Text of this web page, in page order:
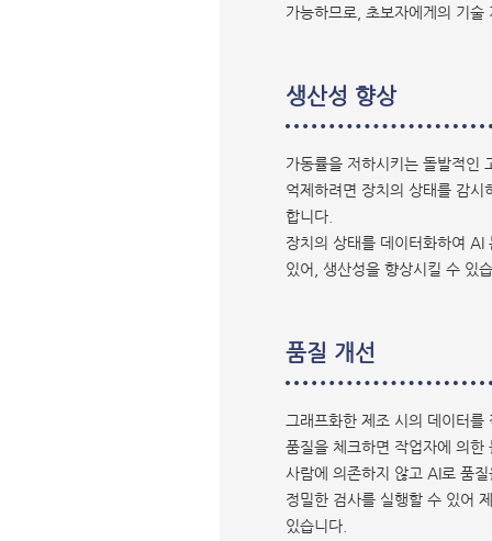
가능하므로, 초보자에게의 기
생산성 향상
가동률을 저하시키는 돌발적인
억제하려면 장치의 상태를 감시
합니다.
장치의 상태를 데이터화하여 AI
있어, 생산성을 향상시킬 수 있
품질 개선
그래프화한 제조 시의 데이터
품질을 체크하면 작업자에 의한
사람에 의존하지 않고 AI로 품
정밀한 검사를 실행할 수 있어
있습니다.